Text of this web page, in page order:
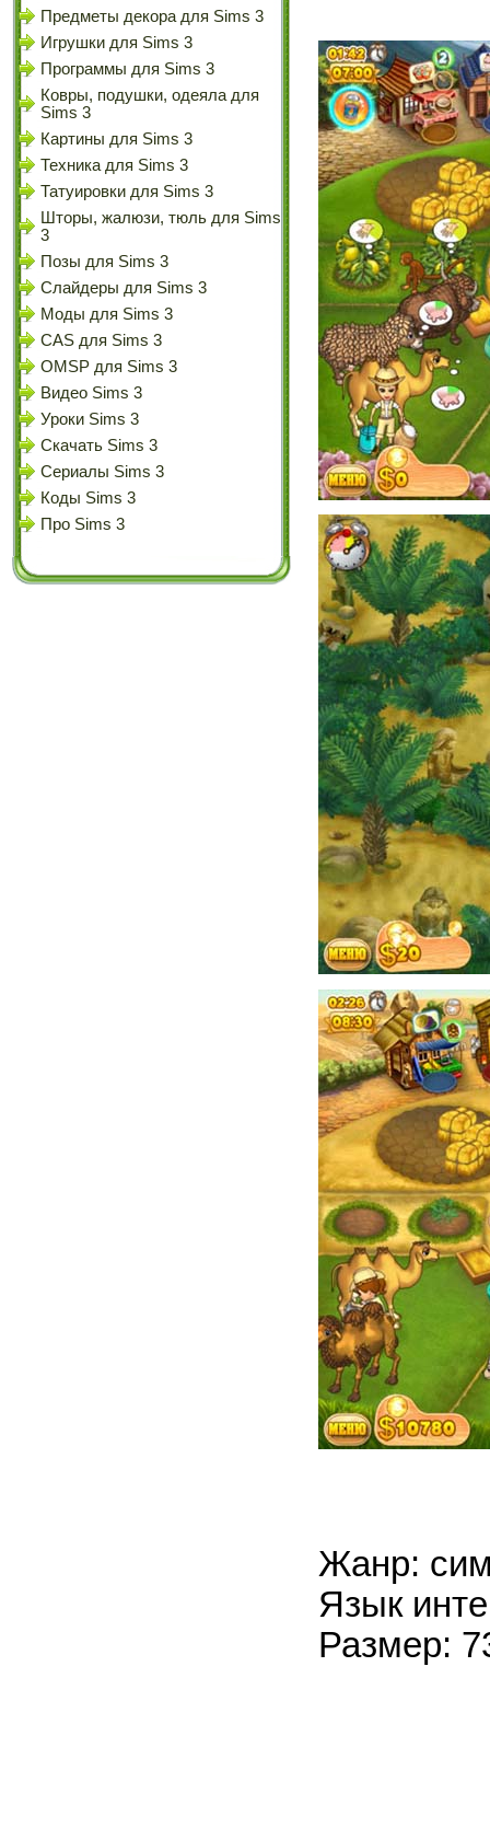
Предметы декора для Sims 3
Игрушки для Sims 3
Программы для Sims 3
Ковры, подушки, одеяла для
Sims 3
Картины для Sims 3
Техника для Sims 3
Татуировки для Sims 3
Шторы, жалюзи, тюль для Sims
3
Позы для Sims 3
Слайдеры для Sims 3
Моды для Sims 3
CAS для Sims 3
OMSP для Sims 3
Видео Sims 3
Уроки Sims 3
Скачать Sims 3
Сериалы Sims 3
Коды Sims 3
Про Sims 3
Жанр:
Язык
Размер: